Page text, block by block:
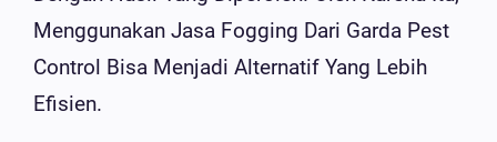
Menggunakan Jasa Fogging Dari Garda Pest
Control Bisa Menjadi Alternatif Yang Lebih
Efisien.